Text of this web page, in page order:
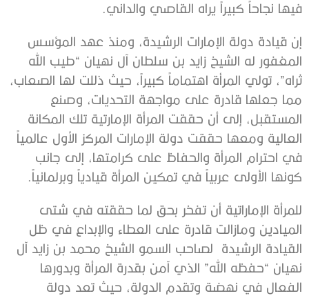
فيها نجاحاً كبيراً يراه القاصي والداني.
إن قيادة دولة الإمارات الرشيدة، ومنذ عهد المؤسس
المغفور له الشيخ زايد بن سلطان آل نهيان “طيب الله
ثراه”، تولي المرأة اهتماماً كبيراً، حيث ذللت لها الصعاب،
مما جعلها قادرة على مواجهة التحديات، وصنع
المستقبل، إلى أن حققت المرأة الإمارتية تلك المكانة
العالية ومعها حققت دولة الإمارات المركز الأول عالمياً
في احترام المرأة والحفاظ على كرامتها، إلى جانب
كونها الأولى عربياً في تمكين المرأة قيادياً وبرلمانياً.
للمرأة الإماراتية أن تفخر بحق لما حققته في شتى
الميادين ومازالت قادرة على العطاء والإبداع في ظل
القيادة الرشيدة لصاحب السمو الشيخ محمد بن زايد آل
نهيان “حفظه الله” الذي آمن بقدرة المرأة وبدورها
الفعال في نهضة وتقدم الدولة، حيث تعد دولة